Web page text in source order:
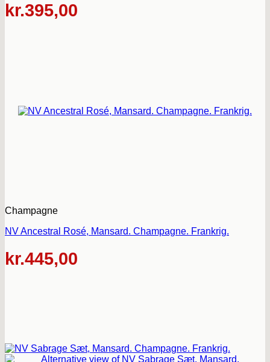
kr.395,00
Champagne
NV Ancestral Rosé, Mansard. Champagne. Frankrig.
kr.445,00